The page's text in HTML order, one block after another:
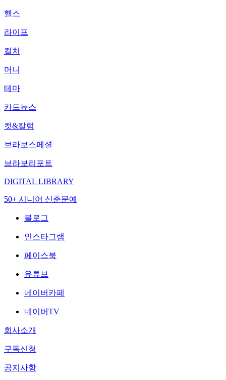
헬스
라이프
컬처
머니
테마
카드뉴스
컷&칼럼
브라보스페셜
브라보리포트
DIGITAL LIBRARY
50+ 시니어 신춘문예
블로그
인스타그램
페이스북
유튜브
네이버카페
네이버TV
회사소개
구독신청
공지사항